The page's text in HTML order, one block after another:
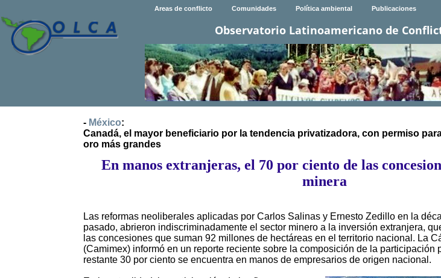
Areas de conflicto Comunidades Política ambiental Publicaciones
Observatorio Latinoamericano de
- México:
Canadá, el mayor beneficiario por la tendencia privatizadora, con permiso
oro más grandes
En manos extranjeras, el 70 por ciento de las
minera
Las reformas neoliberales aplicadas por Carlos Salinas y Ernesto Zedillo en la
pasado, abrieron indiscriminadamente el sector minero a la inversión extranjera,
las concesiones que suman 92 millones de hectáreas en el territorio nacional. La
(Camimex) informó en un reporte reciente sobre la composición de la participación
restante 30 por ciento se encuentra en manos de empresarios de origen nacional.